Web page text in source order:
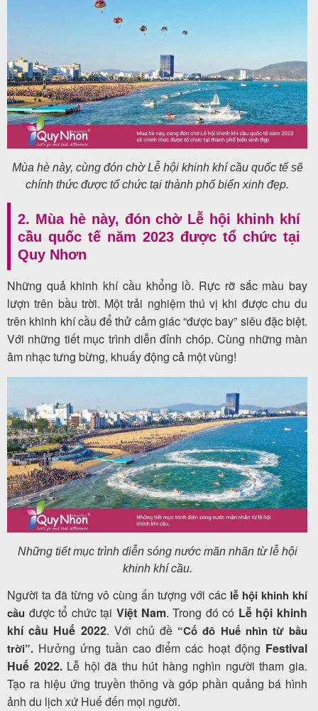
Mùa hè này, cùng đón chờ Lễ hội khinh khí cầu quốc tế sẽ
chính thức được tổ chức tại thành phố biển xinh đẹp.
2. Mùa hè này, đón chờ Lễ hội khinh khí
cầu quốc tế năm 2023 được tổ chức tại
Quy Nhơn
Những quả khinh khí cầu khổng lồ. Rực rỡ sắc màu bay
lượn trên bầu trời. Một trải nghiệm thú vị khi được chu du
trên khinh khí cầu để thử cảm giác “được bay” siêu đặc biệt.
Với những tiết mục trình diễn đỉnh chóp. Cùng những màn
âm nhạc tưng bừng, khuấy động cả một vùng!
Những tiết mục trình diễn sóng nước mãn nhãn từ lễ hội
khinh khí cầu.
Người ta đã từng vô cùng ấn tượng với các lễ hội khinh khí
cầu được tổ chức tại Việt Nam. Trong đó có Lễ hội khinh
khí cầu Huế 2022. Với chủ đề “Cố đô Huế nhìn từ bầu
trời”. Hưởng ứng tuần cao điểm các hoạt động Festival
Huế 2022. Lễ hội đã thu hút hàng nghìn người tham gia.
Tạo ra hiệu ứng truyền thông và góp phần quảng bá hình
ảnh du lịch xứ Huế đến mọi người.